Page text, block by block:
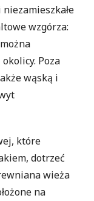
wzgórza:
Poza
wąską i
które
dotrzeć
wieża
na